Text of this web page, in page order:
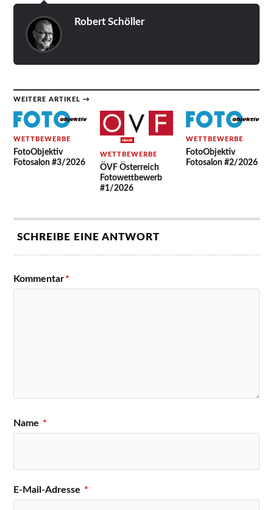
Robert Schöller
WEITERE ARTIKEL →
WETTBEWERBE
FotoObjektiv
Fotosalon #3/2026
WETTBEWERBE
ÖVF Österreich
Fotowettbewerb
#1/2026
WETTBEWERBE
FotoObjektiv
Fotosalon #2/2026
SCHREIBE EINE ANTWORT
Kommentar*
Name *
E-Mail-Adresse *